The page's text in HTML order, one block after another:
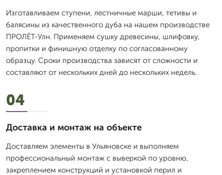
Изготавливаем ступени, лестничные марши, тетивы и
балясины из качественного дуба на нашем производстве
ПРОЛЁТ-Улн. Применяем сушку древесины, шлифовку,
пропитки и финишную отделку по согласованному
образцу. Сроки производства зависят от сложности и
составляют от нескольких дней до нескольких недель.
04
Доставка и монтаж на объекте
Доставляем элементы в Ульяновске и выполняем
профессиональный монтаж с выверкой по уровню,
закреплением конструкций и установкой перил и